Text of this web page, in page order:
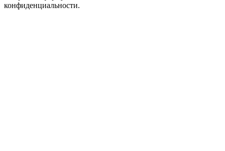
конфиденциальности.